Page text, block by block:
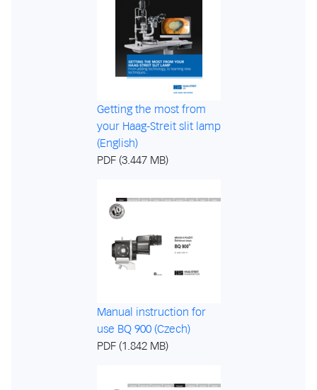
Getting the most from
your Haag-Streit slit lamp
(English)
PDF (3.447 MB)
Manual instruction for
use BQ 900 (Czech)
PDF (1.842 MB)